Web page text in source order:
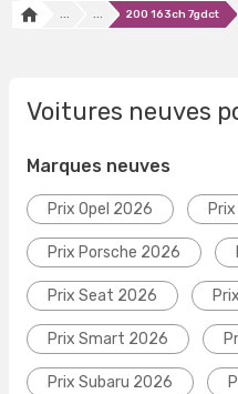
... ... 200 163ch 7gdct
Voitures neuves
Marques neuves
Prix Opel 2026
Prix Porsche 2026
Prix Seat 2026
Prix Smart 2026
Prix Subaru 2026